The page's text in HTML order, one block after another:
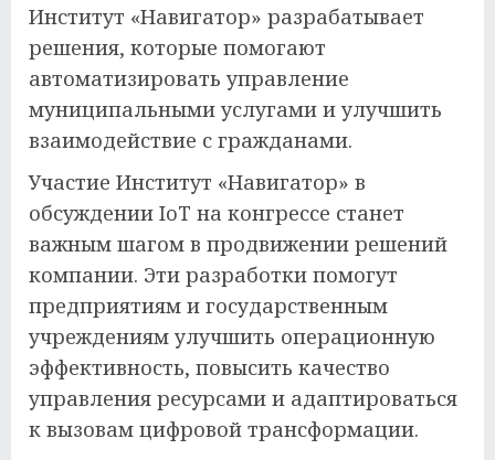
Институт «Навигатор» разрабатывает
решения, которые помогают
автоматизировать управление
муниципальными услугами и улучшить
взаимодействие с гражданами.
Участие Институт «Навигатор» в
обсуждении IoT на конгрессе станет
важным шагом в продвижении решений
компании. Эти разработки помогут
предприятиям и государственным
учреждениям улучшить операционную
эффективность, повысить качество
управления ресурсами и адаптироваться
к вызовам цифровой трансформации.